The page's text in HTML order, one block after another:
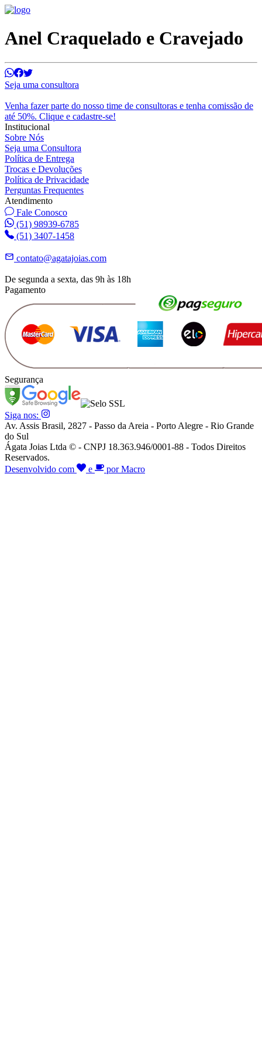
Anel Craquelado e Cravejado
Seja uma consultora
Venha fazer parte do nosso time de consultoras e tenha comissão de
até 50%. Clique e cadastre-se!
Institucional
Sobre Nós
Seja uma Consultora
Política de Entrega
Trocas e Devoluções
Política de Privacidade
Perguntas Frequentes
Atendimento
Fale Conosco
(51) 98939-6785
(51) 3407-1458
contato@agatajoias.com
De segunda a sexta, das 9h às 18h
Pagamento
Segurança
Siga nos:
Av. Assis Brasil, 2827 - Passo da Areia - Porto Alegre - Rio Grande
do Sul
Ágata Joias Ltda © - CNPJ 18.363.946/0001-88 - Todos Direitos
Reservados.
Desenvolvido com
e por Macro